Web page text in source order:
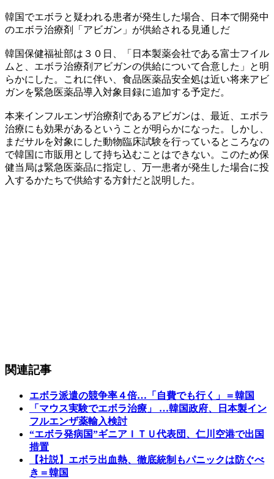
韓国でエボラと疑われる患者が発生した場合、日本で開発中
のエボラ治療剤「アビガン」が供給される見通しだ
韓国保健福祉部は３０日、「日本製薬会社である富士フイル
ムと、エボラ治療剤アビガンの供給について合意した」と明
らかにした。これに伴い、食品医薬品安全処は近い将来アビ
ガンを緊急医薬品導入対象目録に追加する予定だ。
本来インフルエンザ治療剤であるアビガンは、最近、エボラ
治療にも効果があるということが明らかになった。しかし、
まだサルを対象にした動物臨床試験を行っているところなの
で韓国に市販用として持ち込むことはできない。このため保
健当局は緊急医薬品に指定し、万一患者が発生した場合に投
入するかたちで供給する方針だと説明した。
関連記事
エボラ派遣の競争率４倍…「自費でも行く」＝韓国
「マウス実験でエボラ治療」 …韓国政府、日本製イン
フルエンザ薬輸入検討
“エボラ発病国”ギニアＩＴＵ代表団、仁川空港で出国
措置
【社説】エボラ出血熱、徹底統制もパニックは防ぐべ
き＝韓国